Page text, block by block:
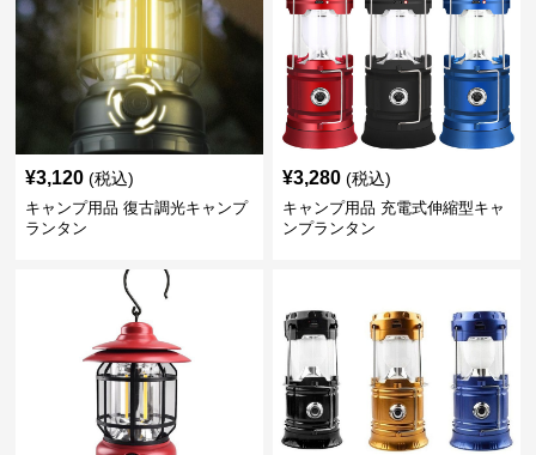
¥3,120 (税込)
キャンプ用品 復古調光キャンプ
ランタン
¥3,280 (税込)
キャンプ用品 充電式伸縮型キャ
ンプランタン